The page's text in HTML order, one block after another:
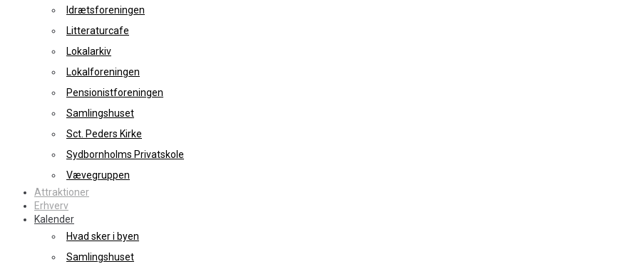
Idrætsforeningen
Litteraturcafe
Lokalarkiv
Lokalforeningen
Pensionistforeningen
Samlingshuset
Sct. Peders Kirke
Sydbornholms Privatskole
Vævegruppen
Attraktioner
Erhverv
Kalender
Hvad sker i byen
Samlingshuset